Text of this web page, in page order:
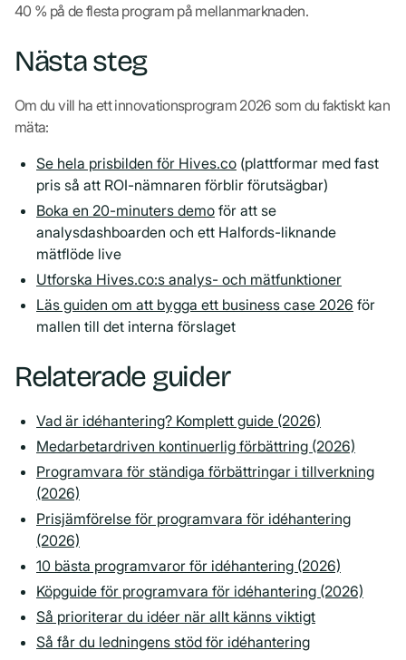
40 % på de flesta program på mellanmarknaden.
Nästa steg
Om du vill ha ett innovationsprogram 2026 som du faktiskt kan
mäta:
Se hela prisbilden för Hives.co (plattformar med fast
pris så att ROI-nämnaren förblir förutsägbar)
Boka en 20-minuters demo för att se
analysdashboarden och ett Halfords-liknande
mätflöde live
Utforska Hives.co:s analys- och mätfunktioner
Läs guiden om att bygga ett business case 2026 för
mallen till det interna förslaget
Relaterade guider
Vad är idéhantering? Komplett guide (2026)
Medarbetardriven kontinuerlig förbättring (2026)
Programvara för ständiga förbättringar i tillverkning
(2026)
Prisjämförelse för programvara för idéhantering
(2026)
10 bästa programvaror för idéhantering (2026)
Köpguide för programvara för idéhantering (2026)
Så prioriterar du idéer när allt känns viktigt
Så får du ledningens stöd för idéhantering